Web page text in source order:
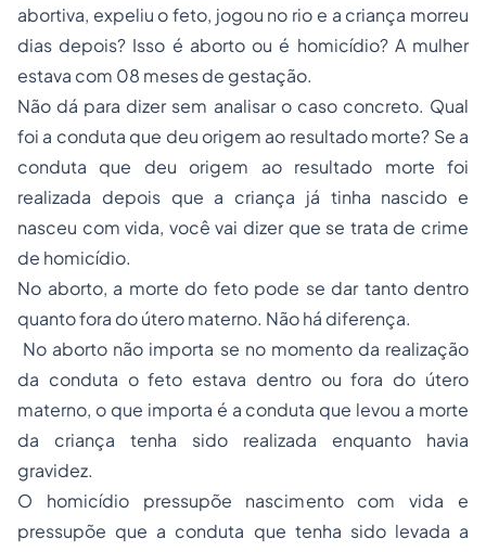
abortiva, expeliu o feto, jogou no rio e a criança morreu
dias depois? Isso é aborto ou é homicídio? A mulher
estava com 08 meses de gestação.
Não dá para dizer sem analisar o caso concreto. Qual
foi a conduta que deu origem ao resultado morte? Se a
conduta que deu origem ao resultado morte foi
realizada depois que a criança já tinha nascido e
nasceu com vida, você vai dizer que se trata de crime
de homicídio.
No aborto, a morte do feto pode se dar tanto dentro
quanto fora do útero materno. Não há diferença.
No aborto não importa se no momento da realização
da conduta o feto estava dentro ou fora do útero
materno, o que importa é a conduta que levou a morte
da criança tenha sido realizada enquanto havia
gravidez.
O homicídio pressupõe nascimento com vida e
pressupõe que a conduta que tenha sido levada a